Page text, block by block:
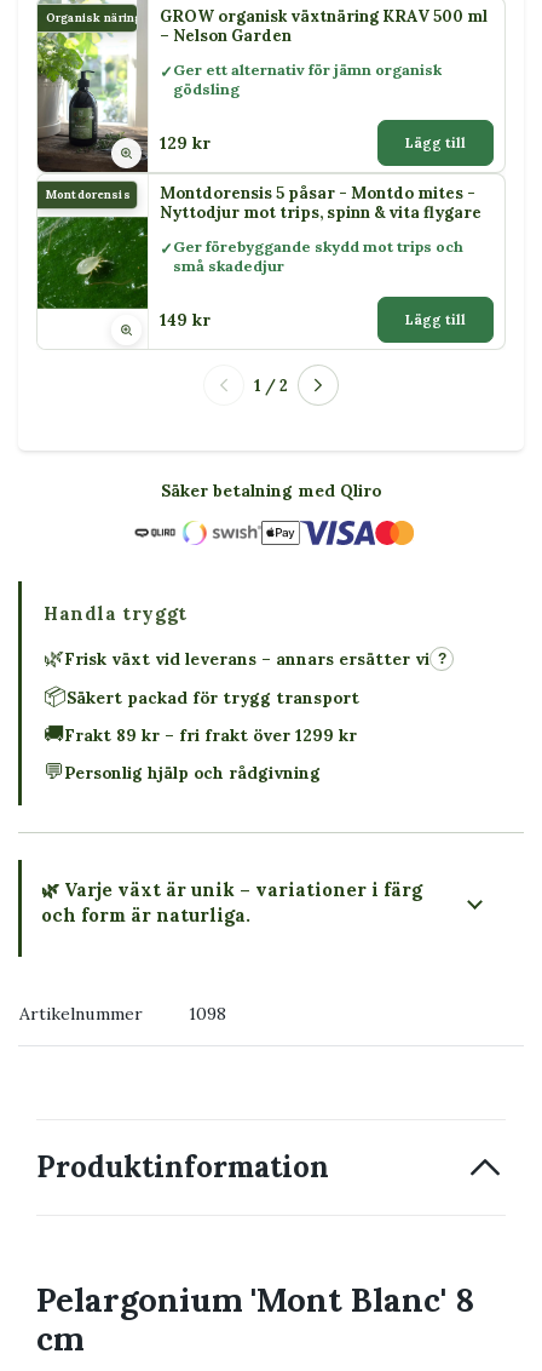
Organisk näring
GROW organisk växtnäring KRAV 500 ml
– Nelson Garden
Ger ett alternativ för jämn organisk
gödsling
129 kr Lägg till
Montdorensis
Montdorensis 5 påsar - Montdo mites -
Nyttodjur mot trips, spinn & vita flygare
Ger förebyggande skydd mot trips och
små skadedjur
149 kr Lägg till
1 / 2
Säker betalning med Qliro
Handla tryggt
🌿Frisk växt vid leverans – annars ersätter vi ?
📦Säkert packad för trygg transport
🚚Frakt 89 kr – fri frakt över 1299 kr
💬Personlig hjälp och rådgivning
🌿 Varje växt är unik – variationer i färg
och form är naturliga.
Artikelnummer 1098
Produktinformation
Pelargonium 'Mont Blanc' 8
cm